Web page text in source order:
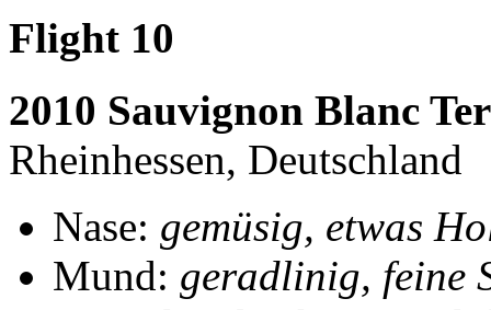
Flight 10
2010 Sauvignon Blanc
Rheinhessen, Deutschland
Nase: gemüsig, etwas
Mund: geradlinig, feine